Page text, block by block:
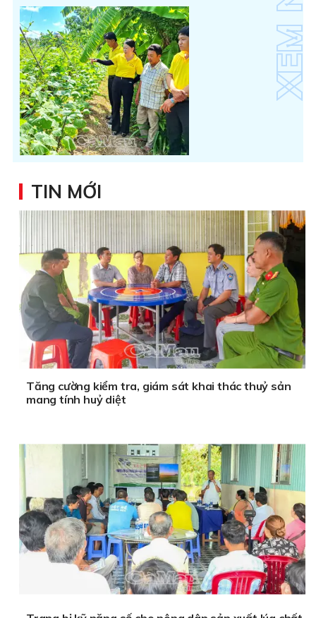
TIN MỚI
Tăng cường kiểm tra, giám sát khai thác thuỷ sản
mang tính huỷ diệt